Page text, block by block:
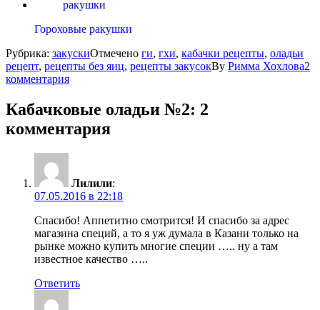
Гороховые ракушки
Рубрика: закускиОтмечено ги, гхи, кабачки рецепты, оладьи
рецепт, рецепты без яиц, рецепты закусокBy Римма Хохлова2
комментария
Кабачковые оладьи №2: 2
комментария
Лилили:
07.05.2016 в 22:18
Спасибо! Аппетитно смотрится! И спасибо за адрес
магазина специй, а то я уж думала в Казани только на
рынке можно купить многие специи ….. ну а там
известное качество …..
Ответить